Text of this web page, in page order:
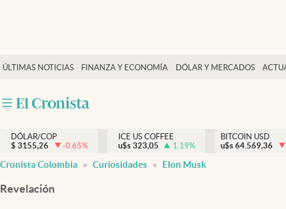
ÚLTIMAS NOTICIAS FINANZA Y ECONOMÍA DÓLAR Y MERCADOS
Salud y nutrición
Tiempo libre
Dólar y mercados
Curiosidades
DÓLAR/COP
$ 3155,26 -0.65%
ICE US COFFEE
u$s 323,05 1.19%
BITCOIN USD
u$s 64.569,36
Cronista Colombia Curiosidades Elon Musk
Revelación